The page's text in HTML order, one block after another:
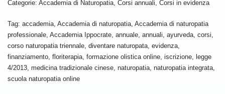
Categorie: Accademia di Naturopatia, Corsi annuali, Corsi in evidenza
Tag: accademia, Accademia di naturopatia, Accademia di naturopatia
professionale, Accademia Ippocrate, annuale, annuali, ayurveda, corsi,
corso naturopatia triennale, diventare naturopata, evidenza,
finanziamento, floriterapia, formazione olistica online, iscrizione, legge
4/2013, medicina tradizionale cinese, naturopatia, naturopatia integrata,
scuola naturopatia online